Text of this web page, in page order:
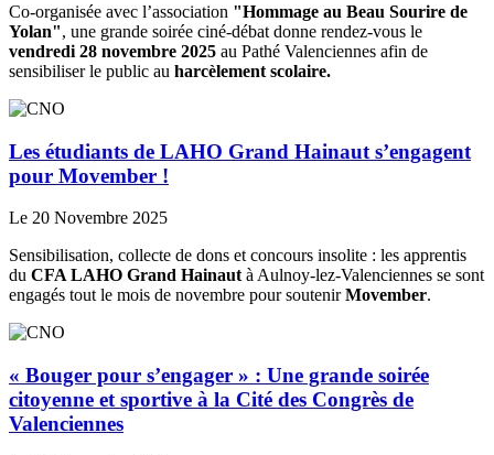
Co-organisée avec l’association "Hommage au Beau Sourire de
Yolan", une grande soirée ciné-débat donne rendez-vous le
vendredi 28 novembre 2025 au Pathé Valenciennes afin de
sensibiliser le public au harcèlement scolaire.
Les étudiants de LAHO Grand Hainaut s’engagent
pour Movember !
Le 20 Novembre 2025
Sensibilisation, collecte de dons et concours insolite : les apprentis
du CFA LAHO Grand Hainaut à Aulnoy-lez-Valenciennes se sont
engagés tout le mois de novembre pour soutenirMovember.
« Bouger pour s’engager » : Une grande soirée
citoyenne et sportive à la Cité des Congrès de
Valenciennes